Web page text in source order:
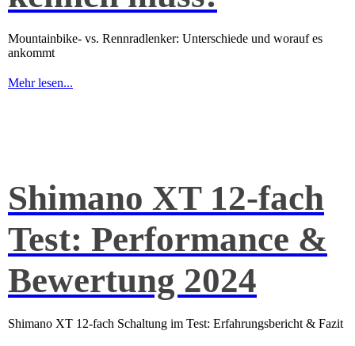
Mountainbike- vs. Rennradlenker: Unterschiede und worauf es
ankommt
Mehr lesen...
Shimano XT 12-fach
Test: Performance &
Bewertung 2024
Shimano XT 12-fach Schaltung im Test: Erfahrungsbericht & Fazit